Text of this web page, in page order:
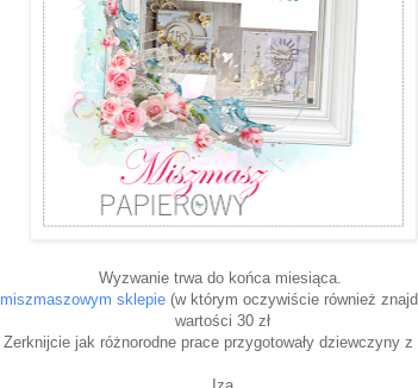
Wyzwanie trwa do końca miesiąca.
miszmaszowym sklepie(w którym oczywiście również
wartości 30 zł
Zerknijcie jak różnorodne prace przygotowały dziewczyny z